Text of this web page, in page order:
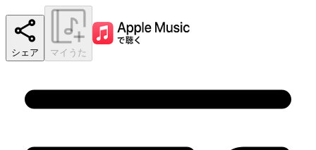
シェア マイうた